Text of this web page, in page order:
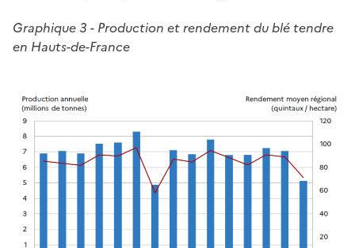
Graphique 3 - Production et rendement du blé tendre
en Hauts-de-France